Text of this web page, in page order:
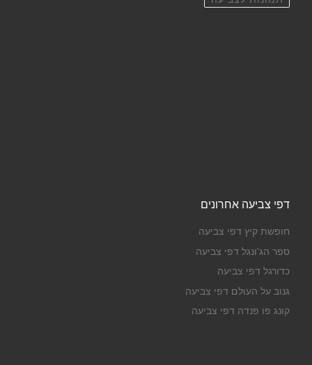
דפי צביעה אחרונים
חופשת קיץ דפי צביעה
ספר הג'ונגל דפי צביעה
כדורגל דפי צביעה
גנוב על העולם דפי צביעה
קונג פו פנדה דפי צביעה